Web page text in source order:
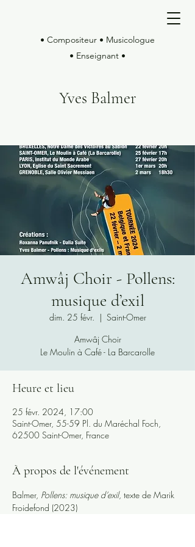
• Compositeur • Musicologue
• Enseignant •
Yves Balmer
Amwâj Choir - Pollens:
musique d’exil
dim. 25 févr.
  |
Saint-Omer
Amwâj Choir
Le Moulin à Café - La Barcarolle
Heure et lieu
25 févr. 2024, 17:00
Saint-Omer, 55-59 Pl. du Maréchal Foch,
62500 Saint-Omer, France
À propos de l'événement
Balmer, Pollens: musique d’exil, texte de Marik
Froidefond (2023)